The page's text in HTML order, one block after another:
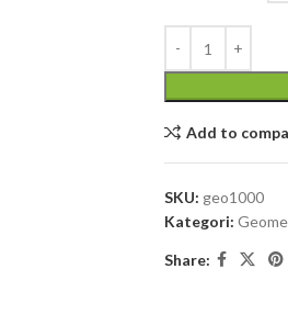
Add to
SKU: geo1000
Kategori:
Share: